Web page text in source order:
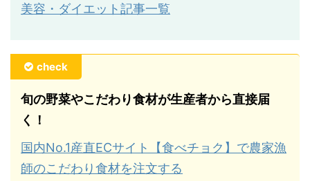
美容・ダイエット記事一覧
check
旬の野菜やこだわり食材が生産者から直接届
く！
国内No.1産直ECサイト【食べチョク】で農家漁
師のこだわり食材を注文する